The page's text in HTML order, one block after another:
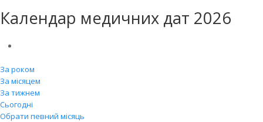
Календар медичних дат 2026
За роком
За місяцем
За тижнем
Сьогодні
Обрати певний місяць